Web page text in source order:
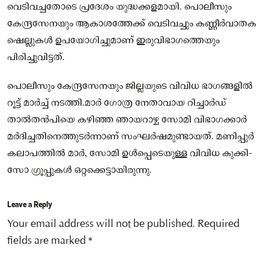
വെടിവച്ചതോടെ പ്രദേശം യുദ്ധക്കളമായി. പൊലീസും
കേന്ദ്രസേനയും ആകാശത്തേക്ക് വെടിവച്ചും കണ്ണീര്‍വാതക
ഷെല്ലുകള്‍ ഉപയോഗിച്ചുമാണ് ഇരുവിഭാഗത്തെയും
പിരിച്ചുവിട്ടത്.
പൊലീസും കേന്ദ്രസേനയും ജില്ലയുടെ വിവിധ ഭാഗങ്ങളില്‍
റൂട്ട് മാര്‍ച്ച് നടത്തി.മാര്‍ ഗോത്ര നേതാവായ റിച്ചാര്‍ഡ്
താല്‍തന്‍പിയെ കഴിഞ്ഞ ഞായറാഴ്ച സോമി വിഭാഗക്കാര്‍
മര്‍ദിച്ചതിനെത്തുടര്‍ന്നാണ് സംഘര്‍ഷമുണ്ടായത്. മണിപ്പുര്‍
കലാപത്തില്‍ മാര്‍, സോമി ഉള്‍പ്പെടെയുള്ള വിവിധ കുക്കി-
സോ ഗ്രൂപ്പുകള്‍ ഒറ്റക്കെട്ടായിരുന്നു.
Leave a Reply
Your email address will not be published. Required
fields are marked *